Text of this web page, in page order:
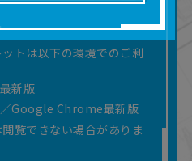
トは以下の環境でのご利
新版
Google Chrome最新版
覧できない場合がありま
は、お客様が購入され
と異なる場合がありま
により、取扱説明書の
る場合があります。
確性確保に努めており
全性を保証するもので
っては、本サービスを
があります。